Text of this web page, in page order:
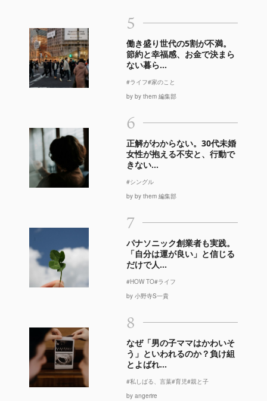
5
働き盛り世代の5割が不満。
節約と幸福感、お金で決まら
ない暮ら...
#ライフ#家のこと
by by them 編集部
6
正解がわからない。30代未婚
女性が抱える不安と、行動で
きない...
#シングル
by by them 編集部
7
パナソニック創業者も実践。
「自分は運が良い」と信じる
だけで人...
#HOW TO#ライフ
by 小野寺S一貴
8
なぜ「男の子ママはかわいそ
う」といわれるのか？負け組
とよばれ...
#私しばる、言葉#育児#親と子
by angerire